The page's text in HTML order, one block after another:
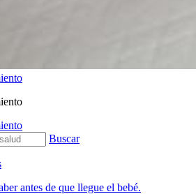
Buscar
antes de que llegue el bebé.